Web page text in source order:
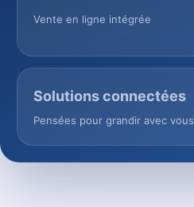
Vente en ligne intégrée
Solutions connectées
Pensées pour grandir avec vous